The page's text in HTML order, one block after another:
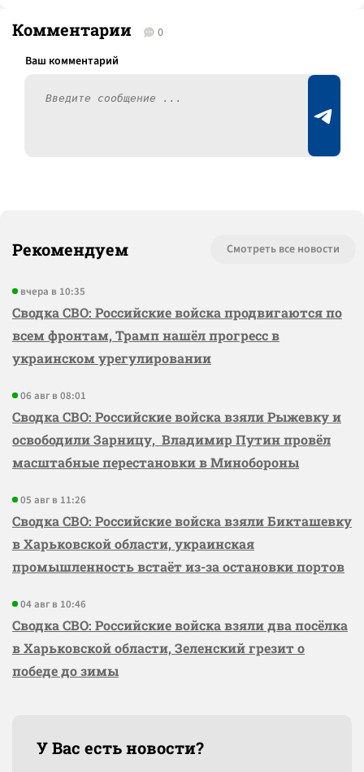
Комментарии 0
Рекомендуем Смотреть все новости
вчера в 10:35
Сводка СВО: Российские войска продвигаются по
всем фронтам, Трамп нашёл прогресс в
украинском урегулировании
06 авг в 08:01
Сводка СВО: Российские войска взяли Рыжевку и
освободили Зарницу, Владимир Путин провёл
масштабные перестановки в Минобороны
05 авг в 11:26
Сводка СВО: Российские войска взяли Бикташевку
в Харьковской области, украинская
промышленность встаёт из-за остановки портов
04 авг в 10:46
Сводка СВО: Российские войска взяли два посёлка
в Харьковской области, Зеленский грезит о
победе до зимы
У Вас есть новости?